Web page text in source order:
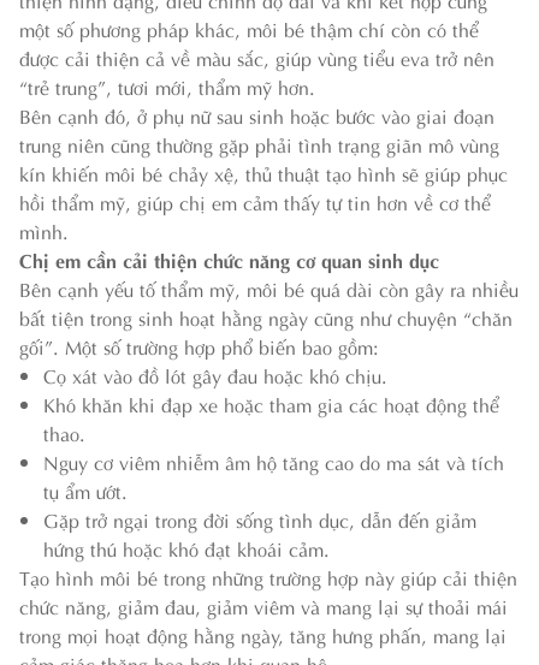
một số phương pháp khác, môi bé thậm chí còn có thể
được cải thiện cả về màu sắc, giúp vùng tiểu eva trở nên
“trẻ trung”, tươi mới, thẩm mỹ hơn.
Bên cạnh đó, ở phụ nữ sau sinh hoặc bước vào giai đoạn
trung niên cũng thường gặp phải tình trạng giãn mô vùng
kín khiến môi bé chảy xệ, thủ thuật tạo hình sẽ giúp phục
hồi thẩm mỹ, giúp chị em cảm thấy tự tin hơn về cơ thể
mình.
Chị em cần cải thiện chức năng cơ quan sinh dục
Bên cạnh yếu tố thẩm mỹ, môi bé quá dài còn gây ra nhiều
bất tiện trong sinh hoạt hằng ngày cũng như chuyện “chăn
gối”. Một số trường hợp phổ biến bao gồm:
Cọ xát vào đồ lót gây đau hoặc khó chịu.
Khó khăn khi đạp xe hoặc tham gia các hoạt động thể
thao.
Nguy cơ viêm nhiễm âm hộ tăng cao do ma sát và tích
tụ ẩm ướt.
Gặp trở ngại trong đời sống tình dục, dẫn đến giảm
hứng thú hoặc khó đạt khoái cảm.
Tạo hình môi bé trong những trường hợp này giúp cải thiện
chức năng, giảm đau, giảm viêm và mang lại sự thoải mái
trong mọi hoạt động hằng ngày, tăng hưng phấn, mang lại